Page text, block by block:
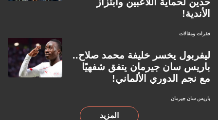
الأندية!
فقرات ومقالات
ليفربول يخسر خليفة محمد صلاح..
باريس سان جيرمان يتفق شفهيًا
مع نجم الدوري الألماني!
باريس سان جيرمان
المزيد